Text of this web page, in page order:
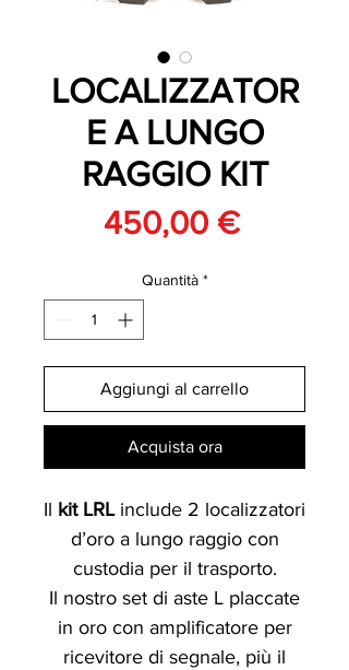
LOCALIZZATOR
E A LUNGO
RAGGIO KIT
450,00 €Prezzo
Quantità *
Aggiungi al carrello
Acquista ora
Il kit LRLinclude 2 localizzatori
d’oro a lungo raggio con
custodia per il trasporto.
Il nostro set di aste L placcate
in oro con amplificatore per
ricevitore di segnale, più il